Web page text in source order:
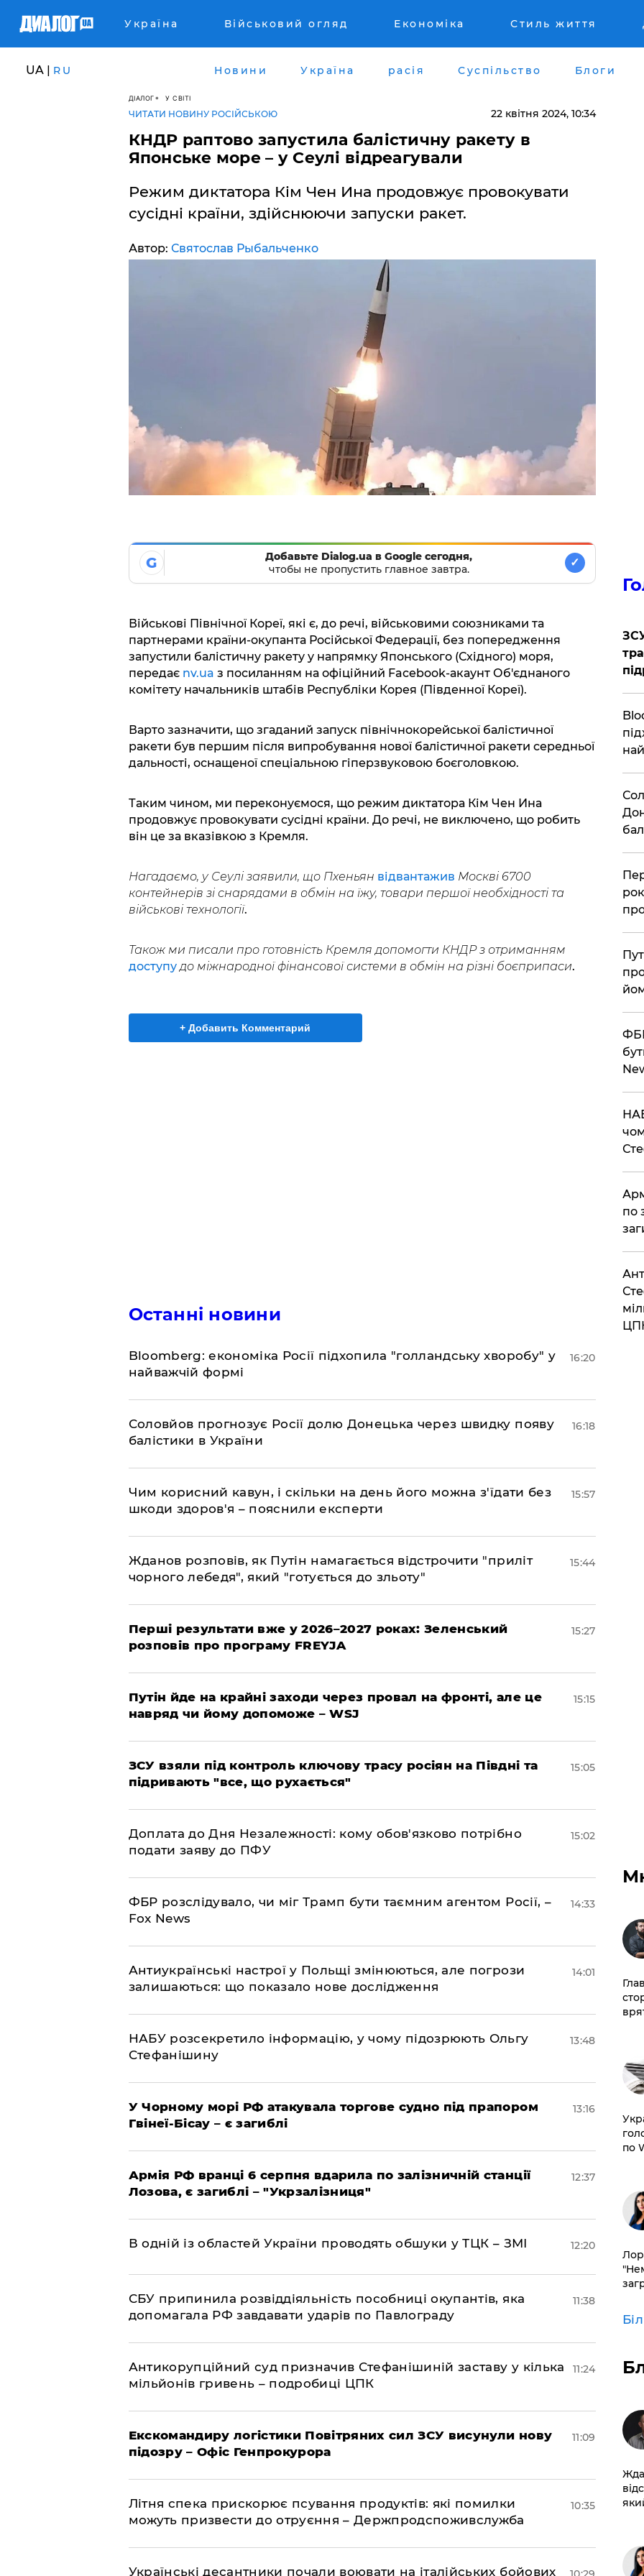
Україна Військовий огляд Економіка Стиль життя
UA | RU Новини Україна расія Суспільство Блоги
ДІАЛОГ У СВІТІ
ЧИТАТИ НОВИНУ РОСІЙСЬКОЮ 22 квітня 2024, 10:34
КНДР раптово запустила балістичну ракету в
Японське море – у Сеулі відреагували
Режим диктатора Кім Чен Ина продовжує провокувати
сусідні країни, здійснюючи запуски ракет.
Автор: Святослав Рыбальченко
G
Добавьте Dialog.ua в Google сегодня,
чтобы не пропустить главное завтра.
✓
Військові Північної Кореї, які є, до речі, військовими союзниками та
партнерами країни-окупанта Російської Федерації, без попередження
запустили балістичну ракету у напрямку Японського (Східного) моря,
передає nv.ua з посиланням на офіційний Facebook-акаунт Об'єднаного
комітету начальників штабів Республіки Корея (Південної Кореї).
Варто зазначити, що згаданий запуск північнокорейської балістичної
ракети був першим після випробування нової балістичної ракети середньої
дальності, оснащеної спеціальною гіперзвуковою боєголовкою.
Таким чином, ми переконуємося, що режим диктатора Кім Чен Ина
продовжує провокувати сусідні країни. До речі, не виключено, що робить
він це за вказівкою з Кремля.
Нагадаємо, у Сеулі заявили, що Пхеньян відвантажив Москві 6700
контейнерів зі снарядами в обмін на їжу, товари першої необхідності та
військові технології.
Також ми писали про готовність Кремля допомогти КНДР з отриманням
доступу до міжнародної фінансової системи в обмін на різні боєприпаси.
+ Добавить Комментарий
Останні новини
Bloomberg: економіка Росії підхопила "голландську хворобу" у
найважчій формі
16:20
Соловйов прогнозує Росії долю Донецька через швидку появу
балістики в України
16:18
Чим корисний кавун, і скільки на день його можна з'їдати без
шкоди здоров'я – пояснили експерти
15:57
Жданов розповів, як Путін намагається відстрочити "приліт
чорного лебедя", який "готується до зльоту"
15:44
Перші результати вже у 2026–2027 роках: Зеленський
розповів про програму FREYJA
15:27
Путін йде на крайні заходи через провал на фронті, але це
навряд чи йому допоможе – WSJ
15:15
ЗСУ взяли під контроль ключову трасу росіян на Півдні та
підривають "все, що рухається"
15:05
Доплата до Дня Незалежності: кому обов'язково потрібно
подати заяву до ПФУ
15:02
ФБР розслідувало, чи міг Трамп бути таємним агентом Росії, –
Fox News
14:33
Антиукраїнські настрої у Польщі змінюються, але погрози
залишаються: що показало нове дослідження
14:01
НАБУ розсекретило інформацію, у чому підозрюють Ольгу
Стефанішину
13:48
У Чорному морі РФ атакувала торгове судно під прапором
Гвінеї-Бісау – є загиблі
13:16
Армія РФ вранці 6 серпня вдарила по залізничній станції
Лозова, є загиблі – "Укрзалізниця"
12:37
В одній із областей України проводять обшуки у ТЦК – ЗМІ 12:20
СБУ припинила розвіддіяльність пособниці окупантів, яка
допомагала РФ завдавати ударів по Павлограду
11:38
Антикорупційний суд призначив Стефанішиній заставу у кілька
мільйонів гривень – подробиці ЦПК
11:24
Екскомандиру логістики Повітряних сил ЗСУ висунули нову
підозру – Офіс Генпрокурора
11:09
Літня спека прискорює псування продуктів: які помилки
можуть призвести до отруєння – Держпродспоживслужба
10:35
Українські десантники почали воювати на італійських бойових
по
по